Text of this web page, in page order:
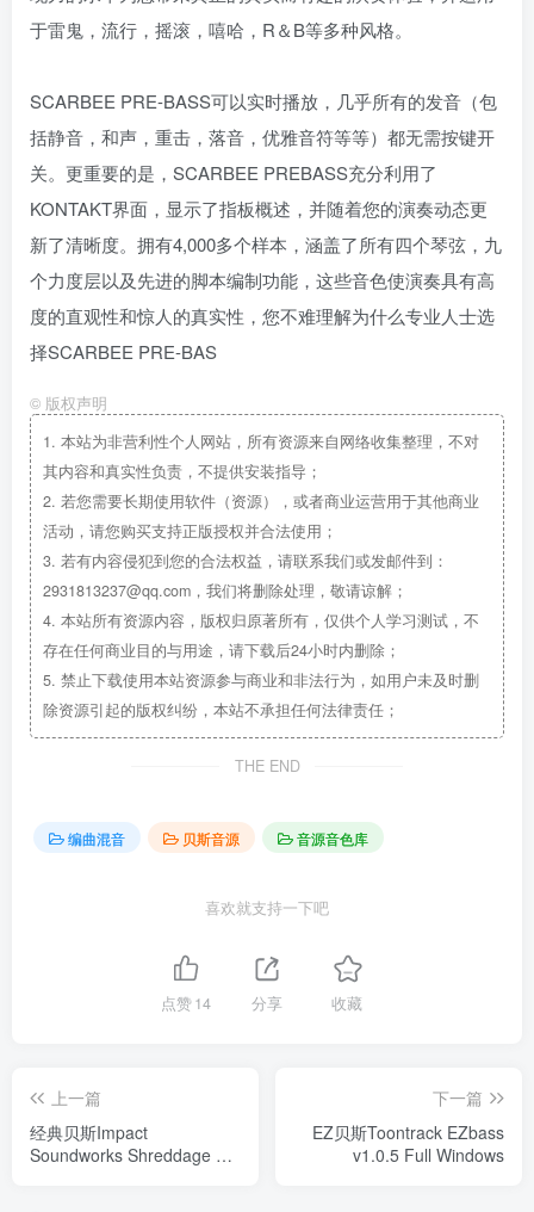
于雷鬼，流行，摇滚，嘻哈，R＆B等多种风格。
SCARBEE PRE-BASS可以实时播放，几乎所有的发音（包
括静音，和声，重击，落音，优雅音符等等）都无需按键开
关。更重要的是，SCARBEE PREBASS充分利用了
KONTAKT界面，显示了指板概述，并随着您的演奏动态更
新了清晰度。拥有4,000多个样本，涵盖了所有四个琴弦，九
个力度层以及先进的脚本编制功能，这些音色使演奏具有高
度的直观性和惊人的真实性，您不难理解为什么专业人士选
择SCARBEE PRE-BAS
© 版权声明
1. 本站为非营利性个人网站，所有资源来自网络收集整理，不对
其内容和真实性负责，不提供安装指导；
2. 若您需要长期使用软件（资源），或者商业运营用于其他商业
活动，请您购买支持正版授权并合法使用；
3. 若有内容侵犯到您的合法权益，请联系我们或发邮件到：
2931813237@qq.com，我们将删除处理，敬请谅解；
4. 本站所有资源内容，版权归原著所有，仅供个人学习测试，不
存在任何商业目的与用途，请下载后24小时内删除；
5. 禁止下载使用本站资源参与商业和非法行为，如用户未及时删
除资源引起的版权纠纷，本站不承担任何法律责任；
THE END
编曲混音 贝斯音源 音源音色库
喜欢就支持一下吧
点赞14 分享 收藏
上一篇
经典贝斯Impact
Soundworks Shreddage 3
下一篇
EZ贝斯Toontrack EZbass
v1.0.5 Full Windows